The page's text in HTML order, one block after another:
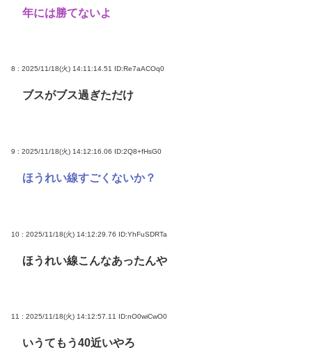
年には勝てないよ
8 : 2025/11/18(火) 14:11:14.51 ID:Re7aACOq0
ブスがブス過ぎただけ
9 : 2025/11/18(火) 14:12:16.06 ID:2Q8+fHsG0
ほうれい線すごくないか？
10 : 2025/11/18(火) 14:12:29.76 ID:YhFuSDRTa
ほうれい線こんなあったんや
11 : 2025/11/18(火) 14:12:57.11 ID:nO0wiCwO0
いうてもう40近いやろ